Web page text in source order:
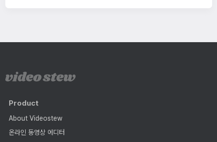
Product
About Videostew
온라인 동영상 에디터